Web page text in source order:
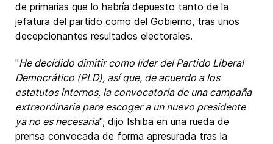
de primarias que lo habría depuesto tanto de la
jefatura del partido como del Gobierno, tras unos
decepcionantes resultados electorales.
"He decidido dimitir como líder del Partido Liberal
Democrático (PLD), así que, de acuerdo a los
estatutos internos, la convocatoria de una campaña
extraordinaria para escoger a un nuevo presidente
ya no es necesaria", dijo Ishiba en una rueda de
prensa convocada de forma apresurada tras la